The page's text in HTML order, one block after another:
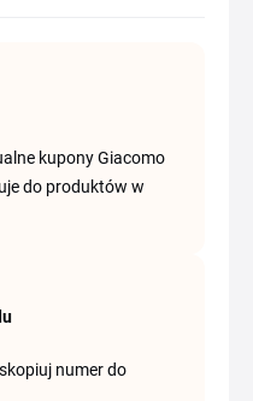
kupony Giacomo
do produktów w
numer do